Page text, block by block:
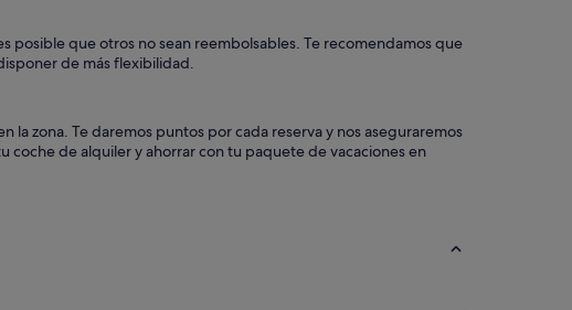
posible que otros no sean reembolsables. Te recomendamos que
de más flexibilidad.
la zona. Te daremos puntos por cada reserva y nos aseguraremos
coche de alquiler y ahorrar con tu paquete de vacaciones en